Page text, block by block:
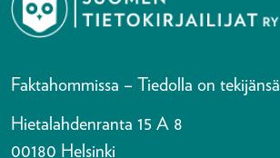
Faktahommissa – Tiedolla on tekijänsä
Hietalahdenranta 15 A 8
00180 Helsinki